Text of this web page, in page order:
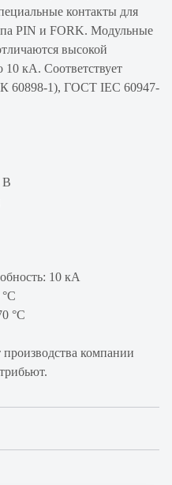
контакты для
PIN и FORK. Модульные
высокой
кА. Соответствует
60898-1), ГОСТ IEC 60947-
В
10 кА
°C
компании